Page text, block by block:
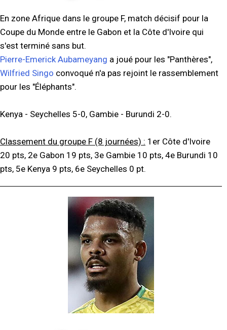
En zone Afrique dans le groupe F, match décisif pour la
Coupe du Monde entre le Gabon et la Côte d'Ivoire qui
s'est terminé sans but.
Pierre-Emerick Aubameyang a joué pour les "Panthères",
Wilfried Singo convoqué n'a pas rejoint le rassemblement
pour les "Éléphants".
Kenya - Seychelles 5-0, Gambie - Burundi 2-0.
Classement du groupe F (8 journées) : 1er Côte d'Ivoire
20 pts, 2e Gabon 19 pts, 3e Gambie 10 pts, 4e Burundi 10
pts, 5e Kenya 9 pts, 6e Seychelles 0 pt.